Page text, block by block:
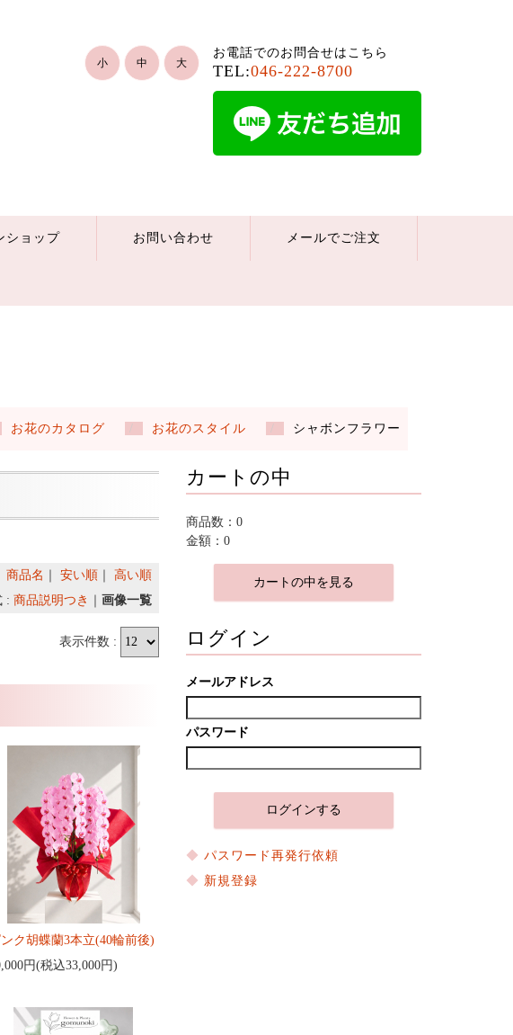
お電話でのお問合せはこちら
TEL:046-222-8700
小 中 大
ショップ お問い合わせ メールでご注文
お花のカタログ お花のスタイル シャボンフラワー
商品名 安い順｜ 高い順
: 商品説明つき 画像一覧
表示件数 :
ンク胡蝶蘭3本立(40輪前後)
円(税込33,000円)
カートの中
商品数：0
金額：0
カートの中を見る
ログイン
メールアドレス
パスワード
パスワード再発行依頼
新規登録